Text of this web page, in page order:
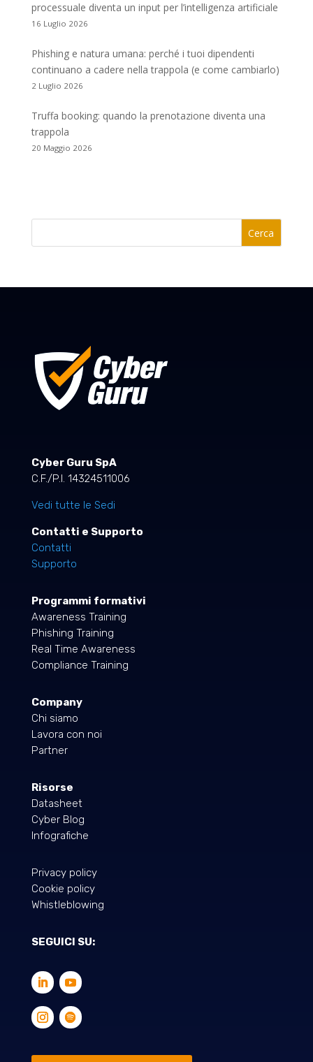
processuale diventa un input per l’intelligenza artificiale
16 Luglio 2026
Phishing e natura umana: perché i tuoi dipendenti
continuano a cadere nella trappola (e come cambiarlo)
2 Luglio 2026
Truffa booking: quando la prenotazione diventa una
trappola
20 Maggio 2026
Cerca
Cyber Guru SpA
C.F./P.I. 14324511006
Vedi tutte le Sedi
Contatti e Supporto
Contatti
Supporto
Programmi formativi
Awareness Training
Phishing Training
Real Time Awareness
Compliance Training
Company
Chi siamo
Lavora con noi
Partner
Risorse
Datasheet
Cyber Blog
Infografiche
Privacy policy
Cookie policy
Whistleblowing
SEGUICI SU: